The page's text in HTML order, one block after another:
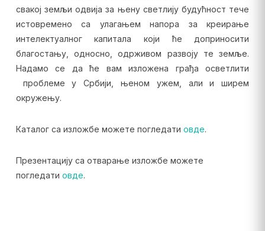
свакој земљи одвија за њену светлију будућност тече
истовремено са улагањем напора за креирање
интелектуалног капитала који ће доприносити
благостању, односно, одрживом развоју те земље.
Надамо се да ће вам изложена грађа осветлити
проблеме у Србији, њеном ужем, али и ширем
окружењу.
Каталог са изложбе можете погледати овде.
Презентацију са отварање изложбе можете
погледати овде.